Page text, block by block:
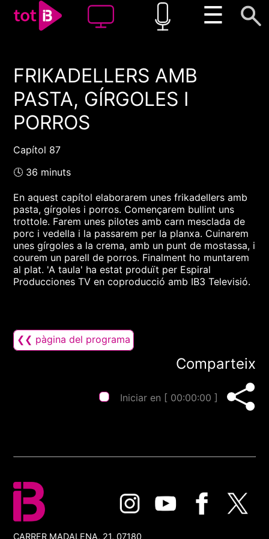
☰
00:00 00:00
1x
FRIKADELLERS AMB
PASTA, GÍRGOLES I
PORROS
Capítol 87
🕓 36 minuts
En aquest capítol elaborarem unes frikadellers amb
pasta, gírgoles i porros. Començarem bullint uns
trottole. Farem unes pilotes amb carn mesclada de
porc i vedella i la passarem per la planxa. Cuinarem
unes gírgoles a la crema, amb un punt de mostassa, i
courem un parell de porros. Finalment ho muntarem
al plat. 'A taula' ha estat produït per Espiral
Producciones TV en coproducció amb IB3 Televisió.
❮❮ pàgina del programa
Comparteix
Iniciar en [ 00:00:00 ]
CARRER MADALENA, 21, 07180